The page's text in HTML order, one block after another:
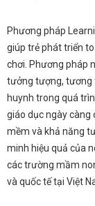
Phương pháp
giúp trẻ phát triển
chơi. Phương pháp
tưởng tượng, tương
huynh trong quá
giáo dục ngày càng
mềm và khả năng
minh hiệu quả của
các trường mầm
và quốc tế tại Việt